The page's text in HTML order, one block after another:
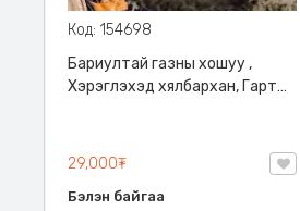
Код: 154698
Бариултай газны хошуу ,
Хэрэглэхэд хялбархан, Гарт
29,000₮
Бэлэн байгаа